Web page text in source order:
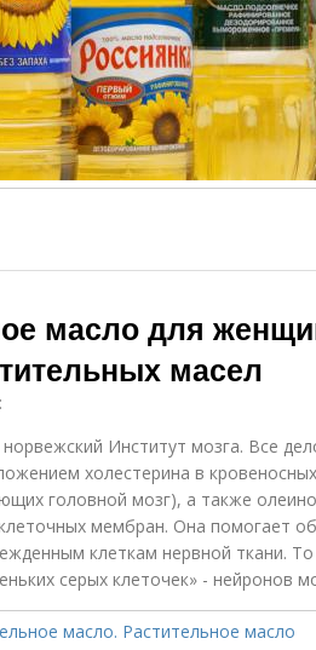
масло для
масел
Институт мозга. Все
холестерина в
головной мозг), а также
мембран. Она помогает
клеткам нервной ткани.
серых клеточек» - нейронов